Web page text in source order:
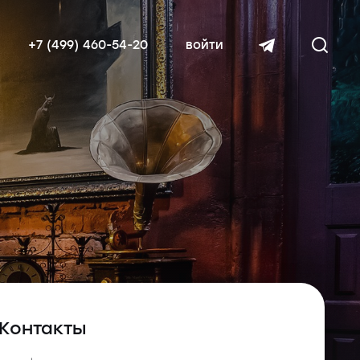
читать далее
+7 (499) 460-54-20 войти
Контакты